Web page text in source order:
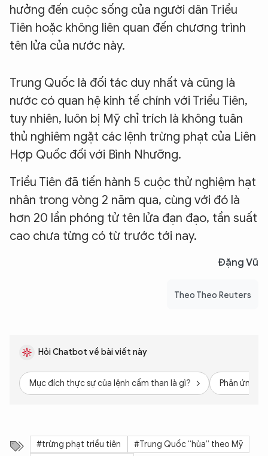
hưởng đến cuộc sống của người dân Triều
Tiên hoặc không liên quan đến chương trình
tên lửa của nước này.
Trung Quốc là đối tác duy nhất và cũng là
nước có quan hệ kinh tế chính với Triều Tiên,
tuy nhiên, luôn bị Mỹ chỉ trích là không tuân
thủ nghiêm ngặt các lệnh trừng phạt của Liên
Hợp Quốc đối với Bình Nhưỡng.
Triều Tiên đã tiến hành 5 cuộc thử nghiệm hạt
nhân trong vòng 2 năm qua, cùng với đó là
hơn 20 lần phóng tử tên lửa đạn đạo, tần suất
cao chưa từng có từ trước tới nay.
Đặng Vũ
Theo Theo Reuters
Hỏi Chatbot về bài viết này
Mục đích thực sự của lệnh cấm than là gì? Phản ứng
#trừng phạt triều tiên
#Trung Quốc “hùa” theo Mỹ